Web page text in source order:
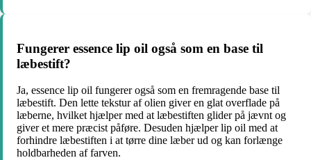
Fungerer essence lip oil også som en base til
læbestift?
Ja, essence lip oil fungerer også som en fremragende base til
læbestift. Den lette tekstur af olien giver en glat overflade på
læberne, hvilket hjælper med at læbestiften glider på jævnt og
giver et mere præcist påføre. Desuden hjælper lip oil med at
forhindre læbestiften i at tørre dine læber ud og kan forlænge
holdbarheden af ​​farven.